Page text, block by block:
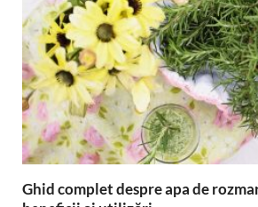
Ghid complet despre apa de